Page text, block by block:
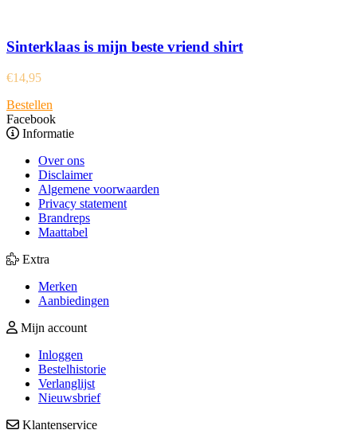
Sinterklaas is mijn beste vriend shirt
€14,95
Bestellen
Facebook
Informatie
Over ons
Disclaimer
Algemene voorwaarden
Privacy statement
Brandreps
Maattabel
Extra
Merken
Aanbiedingen
Mijn account
Inloggen
Bestelhistorie
Verlanglijst
Nieuwsbrief
Klantenservice